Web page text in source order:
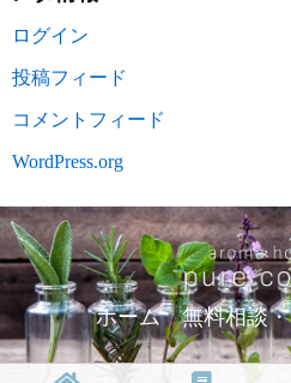
ログイン
投稿フィード
コメントフィード
WordPress.org
ホーム 無料相談